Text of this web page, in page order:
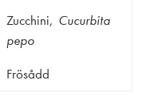
Zucchini, Cucurbita
pepo
Frösådd